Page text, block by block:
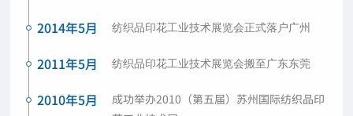
2014年5月 纺织品印花工业技术展览会正式落户广州
2011年5月 纺织品印花工业技术展览会搬至广东东莞
2010年5月
成功举办2010（第五届）苏州国际纺织品印